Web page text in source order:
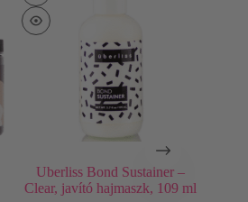
Uberliss Bond Sustainer –
Clear, javító hajmaszk, 109 ml